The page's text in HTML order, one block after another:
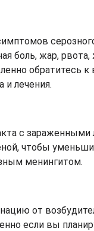
боль, жар,
обратитесь к
и лечения.
с
чтобы
менингитом.
от
если вы